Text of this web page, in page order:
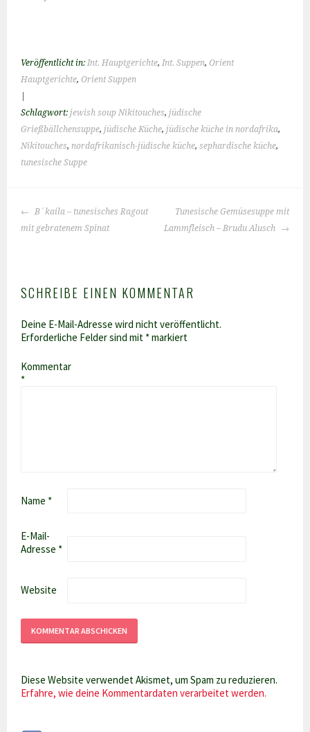
Veröffentlicht in: Int. Hauptgerichte, Int. Suppen,Orient
Hauptgerichte,Orient Suppen
Schlagwort: jewish soup Nikitouches, jüdische
Grießbällchensuppe, jüdische Küche, jüdische küche in nordafrika,
Nikitouches, nordafrikanisch-jüdische küche,sephardische küche,
tunesische Suppe
BEITRAGS-
NAVIGATION
B´kaila – tunesisches Ragout
mit gebratenem Spinat
Tunesische Gemüsesuppe mit
Lammfleisch – Brudu Alusch
SCHREIBE EINEN KOMMENTAR
Deine E-Mail-Adresse wird nicht veröffentlicht.
Erforderliche Felder sind mit *markiert
Kommentar
*
Name *
E-Mail-
Adresse *
Website
Diese Website verwendet Akismet, um Spam zu reduzieren.
Erfahre, wie deine Kommentardaten verarbeitet werden.